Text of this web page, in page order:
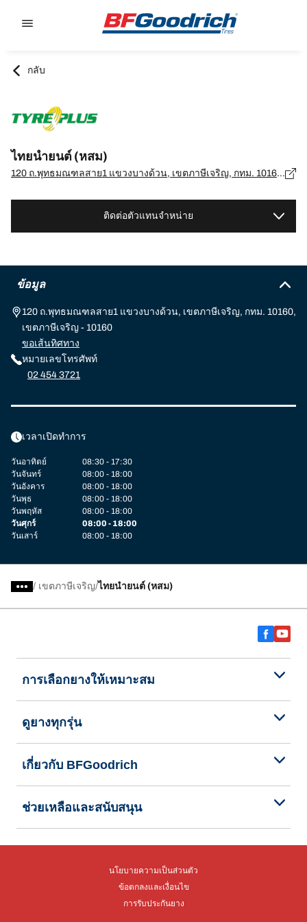
กลับ
ไทยนำยนต์ (หสม)
120 ถ.พุทธมณฑลสาย1 แขวงบางด้วน, เขตภาษีเจริญ, กทม. 10160, เขตภาษีเจริญ - 10160
ติดต่อตัวแทนจำหน่าย
ข้อมูล
120 ถ.พุทธมณฑลสาย1 แขวงบางด้วน, เขตภาษีเจริญ, กทม. 10160,
เขตภาษีเจริญ - 10160
ขอเส้นทิศทาง
หมายเลขโทรศัพท์
02 454 3721
เวลาเปิดทำการ
วันอาทิตย์
08:30 - 17:30
วันจันทร์
08:00 - 18:00
วันอังคาร
08:00 - 18:00
วันพุธ
08:00 - 18:00
วันพฤหัส
08:00 - 18:00
วันศุกร์
08:00 - 18:00
วันเสาร์
08:00 - 18:00
/ เขตภาษีเจริญ ไทยนำยนต์ (หสม)
การเลือกยางให้เหมาะสม
ดูยางทุกรุ่น
เกี่ยวกับ BFGoodrich
ช่วยเหลือและสนับสนุน
นโยบายความเป็นส่วนตัว
ข้อตกลงและเงื่อนไข
การรับประกันยาง